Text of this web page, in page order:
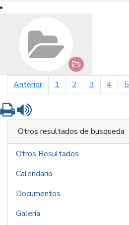
Anteriorpágina anterior
1 2 3 4 5
Imprimir
Otros resultados de busqueda
Otros Resultados
Calendario
Documentos
Galería